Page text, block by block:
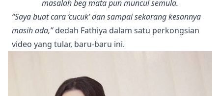
masalah beg mata pun muncul semula.
“Saya buat cara ‘cucuk’ dan sampai sekarang kesannya
masih ada,”dedah Fathiya dalam satu perkongsian
video yang tular, baru-baru ini.